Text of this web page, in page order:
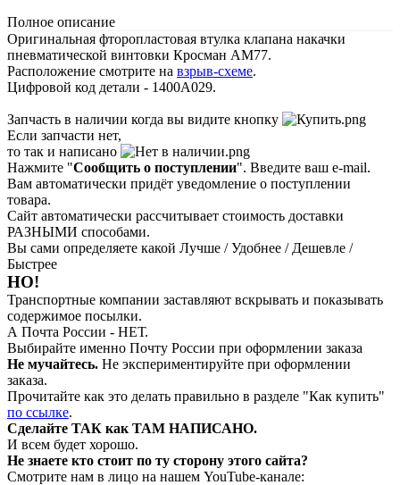
Полное описание
Оригинальная фторопластовая втулка клапана накачки
пневматической винтовки Кросман АМ77.
Расположение смотрите на взрыв-схеме.
Цифровой код детали - 1400A029.
Запчасть в наличии когда вы видите кнопку
Если запчасти нет,
то так и написано
Нажмите "Сообщить о поступлении". Введите ваш e-mail.
Вам автоматически придёт уведомление о поступлении
товара.
Сайт автоматически рассчитывает стоимость доставки
РАЗНЫМИ способами.
Вы сами определяете какой Лучше / Удобнее / Дешевле /
Быстрее
НО!
Транспортные компании заставляют вскрывать и показывать
содержимое посылки.
А Почта России - НЕТ.
Выбирайте именно Почту России при оформлении заказа
Не мучайтесь. Не экспериментируйте при оформлении
заказа.
Прочитайте как это делать правильно в разделе "Как купить"
по ссылке.
Сделайте ТАК как ТАМ НАПИСАНО.
И всем будет хорошо.
Не знаете кто стоит по ту сторону этого сайта?
Смотрите нам в лицо на нашем YouTube-канале: